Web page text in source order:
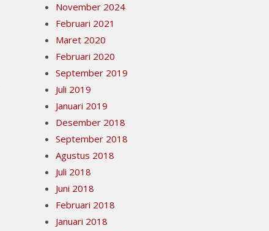
November 2024
Februari 2021
Maret 2020
Februari 2020
September 2019
Juli 2019
Januari 2019
Desember 2018
September 2018
Agustus 2018
Juli 2018
Juni 2018
Februari 2018
Januari 2018